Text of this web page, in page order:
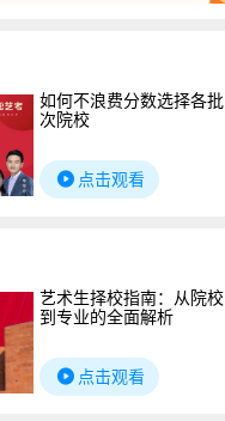
如何不浪费分数选择各批
次院校
点击观看
艺术生择校指南：从院校
到专业的全面解析
点击观看